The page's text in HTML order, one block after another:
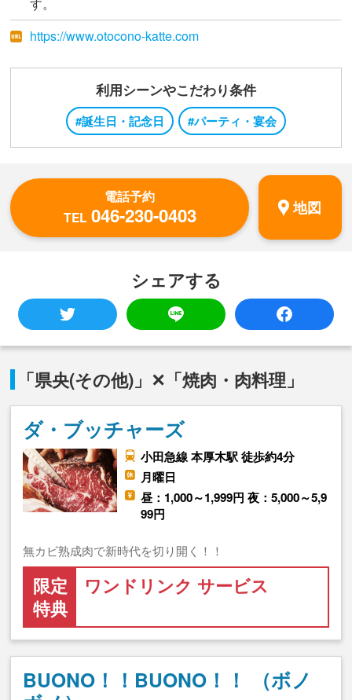
https://www.otocono-katte.com
利用シーンやこだわり条件
#誕生日・記念日 #パーティ・宴会
電話予約
TEL 046-230-0403 地図
シェアする
「県央(その他)」✕「焼肉・肉料理」
ダ・ブッチャーズ
小田急線 本厚木駅 徒歩約4分
月曜日
昼：1,000～1,999円 夜：5,000～5,9
99円
無カビ熟成肉で新時代を切り開く！！
限定
特典
ワンドリンク サービス
BUONO！！BUONO！！ （ボノ